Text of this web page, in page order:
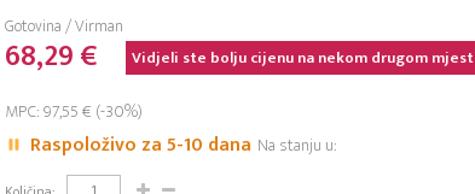
Gotovina / Virman
68,29 € Vidjeli ste bolju cijenu na nekom drugom
MPC: 97,55 € (-30%)
Raspoloživo za 5-10 dana Na stanju u: